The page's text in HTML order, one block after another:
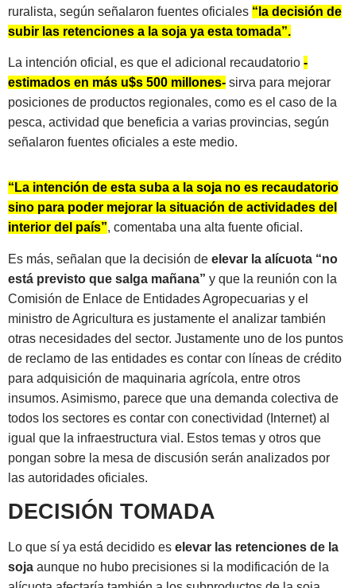
ruralista, según señalaron fuentes oficiales “la decisión de
subir las retenciones a la soja ya esta tomada”.
La intención oficial, es que el adicional recaudatorio -
estimados en más u$s 500 millones- sirva para mejorar
posiciones de productos regionales, como es el caso de la
pesca, actividad que beneficia a varias provincias, según
señalaron fuentes oficiales a este medio.
“La intención de esta suba a la soja no es recaudatorio
sino para poder mejorar la situación de actividades del
interior del país”, comentaba una alta fuente oficial.
Es más, señalan que la decisión de elevar la alícuota “no
está previsto que salga mañana” y que la reunión con la
Comisión de Enlace de Entidades Agropecuarias y el
ministro de Agricultura es justamente el analizar también
otras necesidades del sector. Justamente uno de los puntos
de reclamo de las entidades es contar con líneas de crédito
para adquisición de maquinaria agrícola, entre otros
insumos. Asimismo, parece que una demanda colectiva de
todos los sectores es contar con conectividad (Internet) al
igual que la infraestructura vial. Estos temas y otros que
pongan sobre la mesa de discusión serán analizados por
las autoridades oficiales.
DECISIÓN TOMADA
Lo que sí ya está decidido es elevar las retenciones de la
soja aunque no hubo precisiones si la modificación de la